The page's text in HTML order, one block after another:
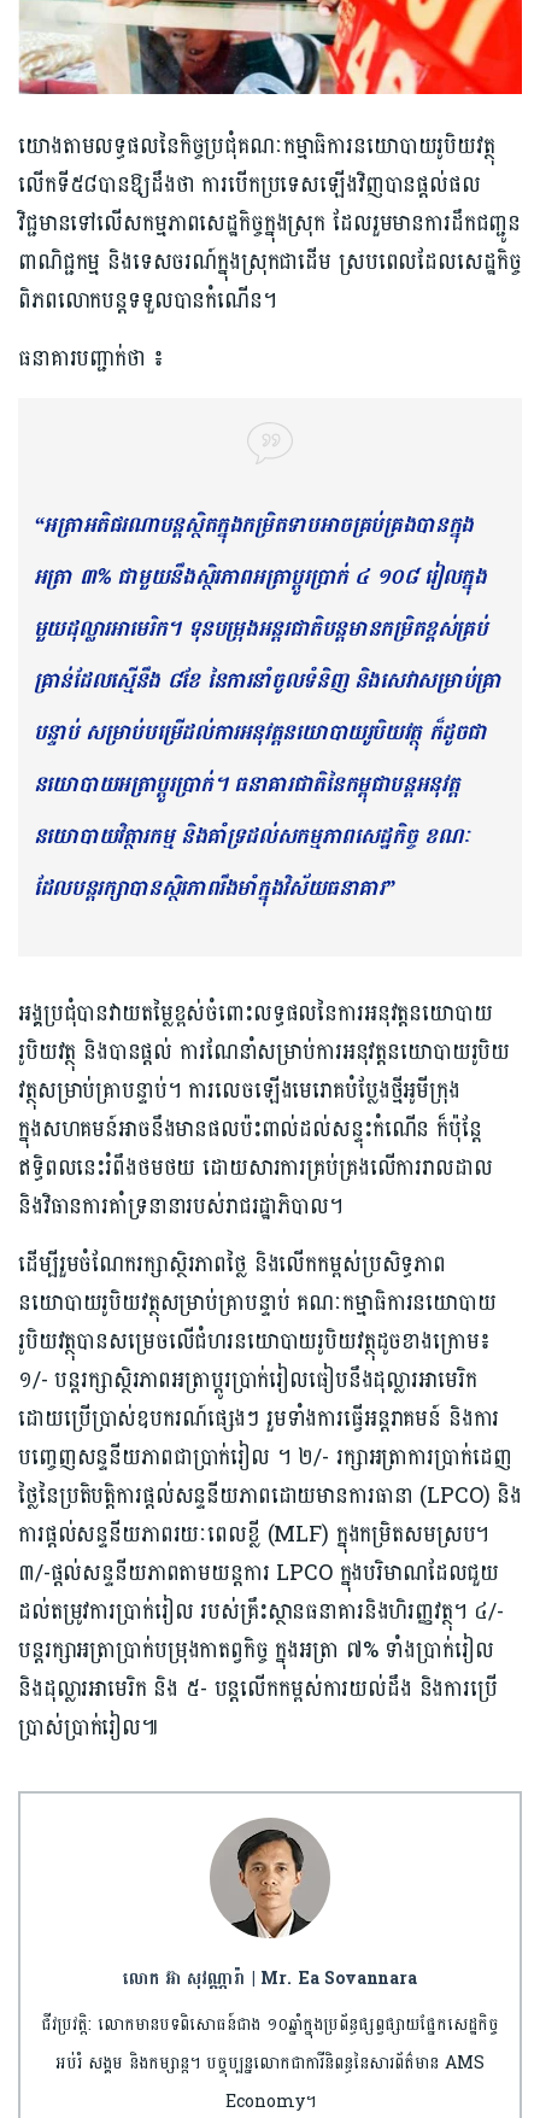
យោងតាមលទ្ធផលនៃកិច្ចប្រជុំគណៈកម្មាធិការនយោបាយរូបិយវត្ថុ
លើកទី៥៨បានឱ្យដឹងថា ការបើកប្រទេសឡើងវិញបានផ្ដល់ផល
វិជ្ជមានទៅលើសកម្មភាពសេដ្ឋកិច្ចក្នុងស្រុក ដែលរួមមានការដឹកជញ្ជូន
ពាណិជ្ជកម្ម និងទេសចរណ៍ក្នុងស្រុកជាដើម ស្របពេលដែលសេដ្ឋកិច្ច
ពិភពលោកបន្តទទួលបានកំណើន។
ធនាគារបញ្ជាក់ថា ៖
“អត្រាអតិផរណាបន្តស្ថិតក្នុងកម្រិតទាបអាចគ្រប់គ្រងបានក្នុង
អត្រា ៣% ជាមួយនឹងស្ថិរភាពអត្រាប្តូរប្រាក់ ៤ ១០៨ រៀលក្នុង
មួយដុល្លារអាមេរិក។ ទុនបម្រុងអន្តរជាតិបន្តមានកម្រិតខ្ពស់គ្រប់
គ្រាន់ដែលស្មើនឹង ៨ខែ នៃការនាំចូលទំនិញ និងសេវាសម្រាប់គ្រា
បន្ទាប់ សម្រាប់បម្រើដល់ការអនុវត្តនយោបាយរូបិយវត្ថុ ក៏ដូចជា
នយោបាយអត្រាប្តូរប្រាក់។ ធនាគារជាតិនៃកម្ពុជាបន្តអនុវត្ត
នយោបាយវិត្ថារកម្ម និងគាំទ្រដល់សកម្មភាពសេដ្ឋកិច្ច ខណៈ
ដែលបន្តរក្សាបានស្ថិរភាពរឹងមាំក្នុងវិស័យធនាគារ”
អង្គប្រជុំបានវាយតម្លៃខ្ពស់ចំពោះលទ្ធផលនៃការអនុវត្តនយោបាយ
រូបិយវត្ថុ និងបានផ្តល់ ការណែនាំសម្រាប់ការអនុវត្តនយោបាយរូបិយ
វត្ថុសម្រាប់គ្រាបន្ទាប់។ ការលេចឡើងមេរោគបំប្លែងថ្មីអូមីក្រុង
ក្នុងសហគមន៍អាចនឹងមានផលប៉ះពាល់ដល់សន្ទុះកំណើន ក៏ប៉ុន្តែ
ឥទ្ធិពលនេះរំពឹងថមថយ ដោយសារការគ្រប់គ្រងលើការរាលដាល
និងវិធានការគាំទ្រនានារបស់រាជរដ្ឋាភិបាល។
ដើម្បីរួមចំណែករក្សាស្ថិរភាពថ្លៃ និងលើកកម្ពស់ប្រសិទ្ធភាព
នយោបាយរូបិយវត្ថុសម្រាប់គ្រាបន្ទាប់ គណៈកម្មាធិការនយោបាយ
រូបិយវត្ថុបានសម្រេចលើជំហរនយោបាយរូបិយវត្ថុដូចខាងក្រោម៖
១/- បន្តរក្សាស្ថិរភាពអត្រាប្តូរប្រាក់រៀលធៀបនឹងដុល្លារអាមេរិក
ដោយប្រើប្រាស់ឧបករណ៍ផ្សេងៗ រួមទាំងការធ្វើអន្តរាគមន៍ និងការ
បញ្ចេញសន្ទនីយភាពជាប្រាក់រៀល ។ ២/- រក្សាអត្រាការប្រាក់ដេញ
ថ្លៃនៃប្រតិបត្តិការផ្តល់សន្ទនីយភាពដោយមានការធានា (LPCO) និង
ការផ្តល់សន្ទនីយភាពរយៈពេលខ្លី (MLF) ក្នុងកម្រិតសមស្រប។
៣/-ផ្តល់សន្ទនីយភាពតាមយន្តការ LPCO ក្នុងបរិមាណដែលជួយ
ដល់តម្រូវការប្រាក់រៀល របស់គ្រឹះស្ថានធនាគារនិងហិរញ្ញវត្ថុ។ ៤/-
បន្តរក្សាអត្រាប្រាក់បម្រុងកាតព្វកិច្ច ក្នុងអត្រា ៧% ទាំងប្រាក់រៀល
និងដុល្លារអាមេរិក និង ៥- បន្តលើកកម្ពស់ការយល់ដឹង និងការប្រើ
ប្រាស់ប្រាក់រៀល៕
លោក អ៊ា សុវណ្ណារ៉ា | Mr. Ea Sovannara
ជីវប្រវត្តិ: លោកមានបទពិសោធន៍ជាង ១០ឆ្នាំក្នុងប្រព័ន្ធផ្សព្វផ្សាយផ្នែកសេដ្ឋកិច្ច
អប់រំ សង្គម និងកម្សាន្ត។ បច្ចុប្បន្នលោកជាការីនិពន្ធនៃសារព័ត៌មាន AMS
Economy។